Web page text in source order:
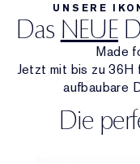
UNSERE
Das NEUE
Made
Jetzt mit bis zu 36H
aufbaubare
Die